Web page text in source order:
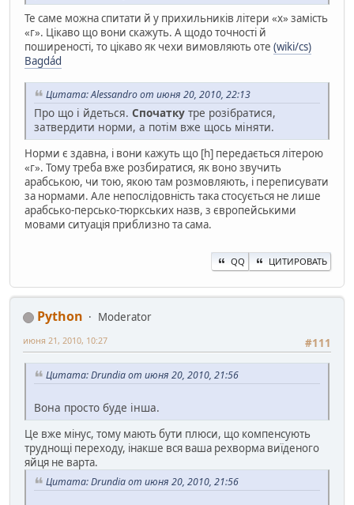
Те саме можна спитати й у прихильників літери «х» замість
«г». Цікаво що вони скажуть. А щодо точності й
поширеності, то цікаво як чехи вимовляють оте (wiki/cs)
Bagdád
Цитата: Alessandro от июня 20, 2010, 22:13
Про що і йдеться. Спочатку тре розібратися,
затвердити норми, а потім вже щось міняти.
Норми є здавна, і вони кажуть що [h] передається літерою
«г». Тому треба вже розбиратися, як воно звучить
арабською, чи тою, якою там розмовляють, і переписувати
за нормами. Але непослідовність така стосується не лише
арабсько-персько-тюркських назв, з європейськими
мовами ситуація приблизно та сама.
QQ ЦИТИРОВАТЬ
Python
Moderator
#111
июня 21, 2010, 10:27
Цитата: Drundia от июня 20, 2010, 21:56
Вона просто буде інша.
Це вже мінус, тому мають бути плюси, що компенсують
труднощі переходу, інакше вся ваша рехворма виїденого
яйця не варта.
Цитата: Drundia от июня 20, 2010, 21:56